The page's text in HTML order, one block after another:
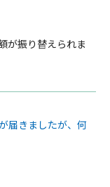
が振り替えられま
届きましたが、何